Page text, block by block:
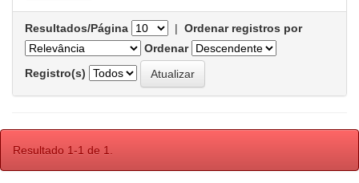
Resultados/Página | Ordenar registros por
Ordenar
Registro(s)
Resultado 1-1 de 1.